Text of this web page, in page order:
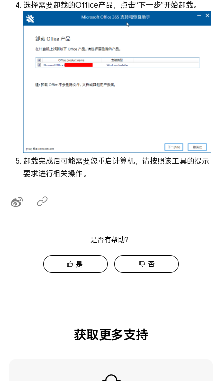
选择需要卸载的Office产品，点击“下一步”开始卸载。
卸载完成后可能需要您重启计算机，请按照该工具的提示
要求进行相关操作。
是否有帮助？
是 否
获取更多支持